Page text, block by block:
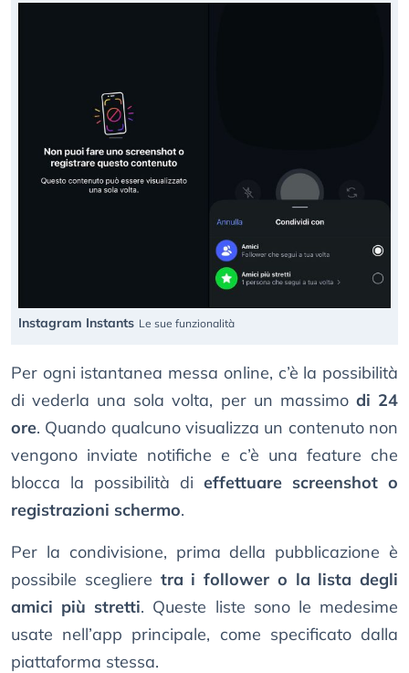
Instagram Instants Le sue funzionalità
Per ogni istantanea messa online, c’è la possibilità
di vederla una sola volta, per un massimo di 24
ore. Quando qualcuno visualizza un contenuto non
vengono inviate notifiche e c’è una feature che
blocca la possibilità di effettuare screenshot o
registrazioni schermo.
Per la condivisione, prima della pubblicazione è
possibile scegliere tra i follower o la lista degli
amici più stretti. Queste liste sono le medesime
usate nell’app principale, come specificato dalla
piattaforma stessa.